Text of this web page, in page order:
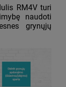
RM4V turi
naudoti
grynųjų